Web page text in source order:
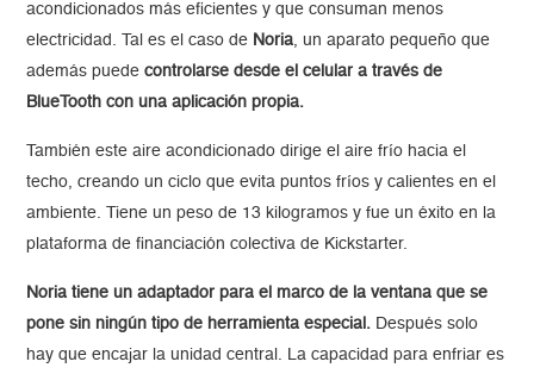
acondicionados más eficientes y que consuman menos
electricidad. Tal es el caso de Noria, un aparato pequeño que
además puedecontrolarse desde el celular a través de
BlueTooth con una aplicación propia.
También este aire acondicionado dirige el aire frío hacia el
techo, creando un ciclo que evita puntos fríos y calientes en el
ambiente. Tiene un peso de 13 kilogramos y fue un éxito en la
plataforma de financiación colectiva de Kickstarter.
Noria tiene un adaptador para el marco de la ventana que se
pone sin ningún tipo de herramienta especial. Después solo
hay que encajar la unidad central. La capacidad para enfriar es